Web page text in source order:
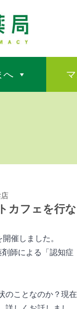
へ
カフェを行
催しました。
師による「認知症
のことなのか？現在